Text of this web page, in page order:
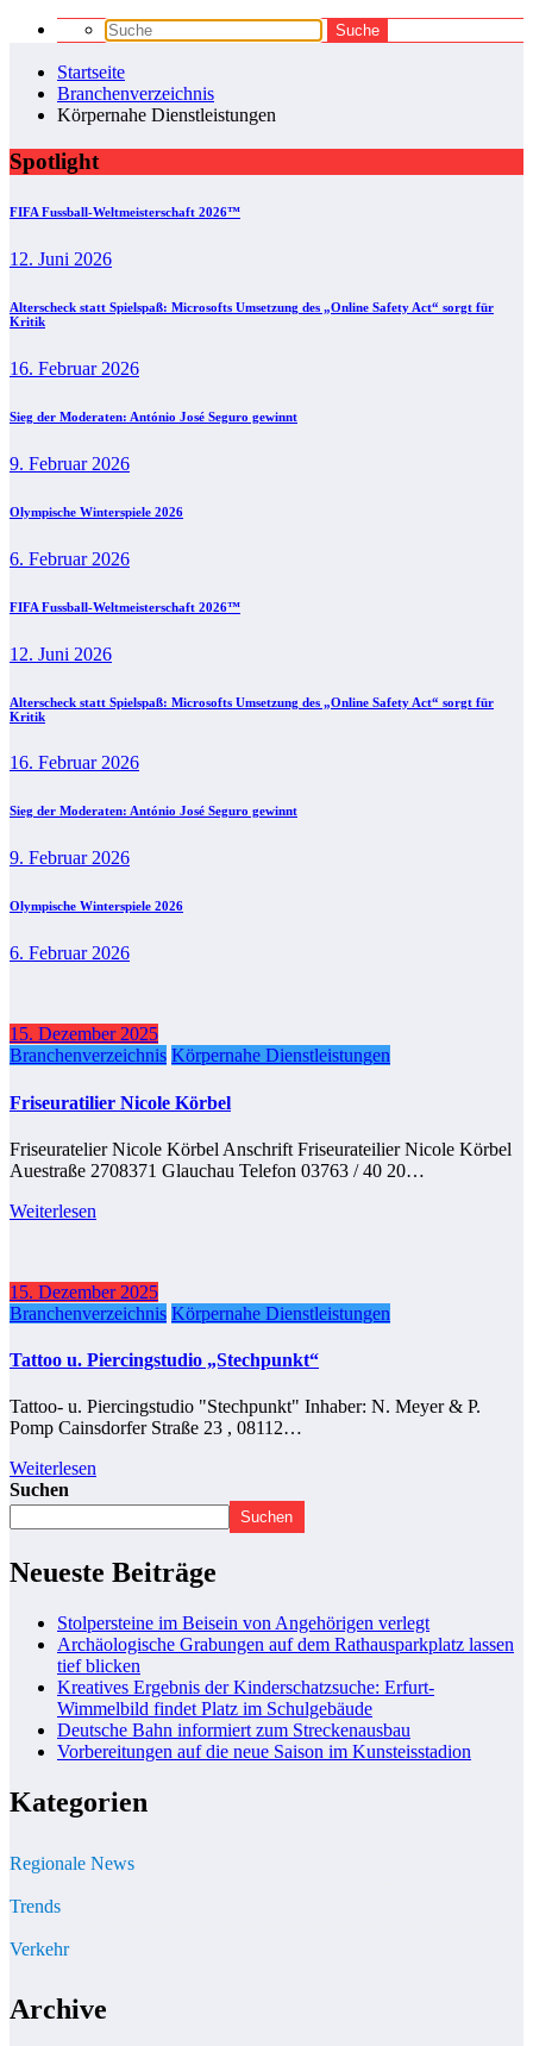
Startseite
Branchenverzeichnis
Körpernahe Dienstleistungen
Spotlight
FIFA Fussball-Weltmeisterschaft 2026™
12. Juni 2026
Alterscheck statt Spielspaß: Microsofts Umsetzung des „Online Safety Act“ sorgt für
Kritik
16. Februar 2026
Sieg der Moderaten: António José Seguro gewinnt
9. Februar 2026
Olympische Winterspiele 2026
6. Februar 2026
FIFA Fussball-Weltmeisterschaft 2026™
12. Juni 2026
Alterscheck statt Spielspaß: Microsofts Umsetzung des „Online Safety Act“ sorgt für
Kritik
16. Februar 2026
Sieg der Moderaten: António José Seguro gewinnt
9. Februar 2026
Olympische Winterspiele 2026
6. Februar 2026
15. Dezember 2025
Branchenverzeichnis Körpernahe Dienstleistungen
Friseuratilier Nicole Körbel
Friseuratelier Nicole Körbel Anschrift Friseurateilier Nicole Körbel
Auestraße 2708371 Glauchau Telefon 03763 / 40 20…
Weiterlesen
15. Dezember 2025
Branchenverzeichnis Körpernahe Dienstleistungen
Tattoo u. Piercingstudio „Stechpunkt“
Tattoo- u. Piercingstudio "Stechpunkt" Inhaber: N. Meyer & P.
Pomp Cainsdorfer Straße 23 , 08112…
Weiterlesen
Suchen
Suchen
Neueste Beiträge
Stolpersteine im Beisein von Angehörigen verlegt
Archäologische Grabungen auf dem Rathausparkplatz lassen
tief blicken
Kreatives Ergebnis der Kinderschatzsuche: Erfurt-
Wimmelbild findet Platz im Schulgebäude
Deutsche Bahn informiert zum Streckenausbau
Vorbereitungen auf die neue Saison im Kunsteisstadion
Kategorien
Regionale News
Trends
Verkehr
Archive